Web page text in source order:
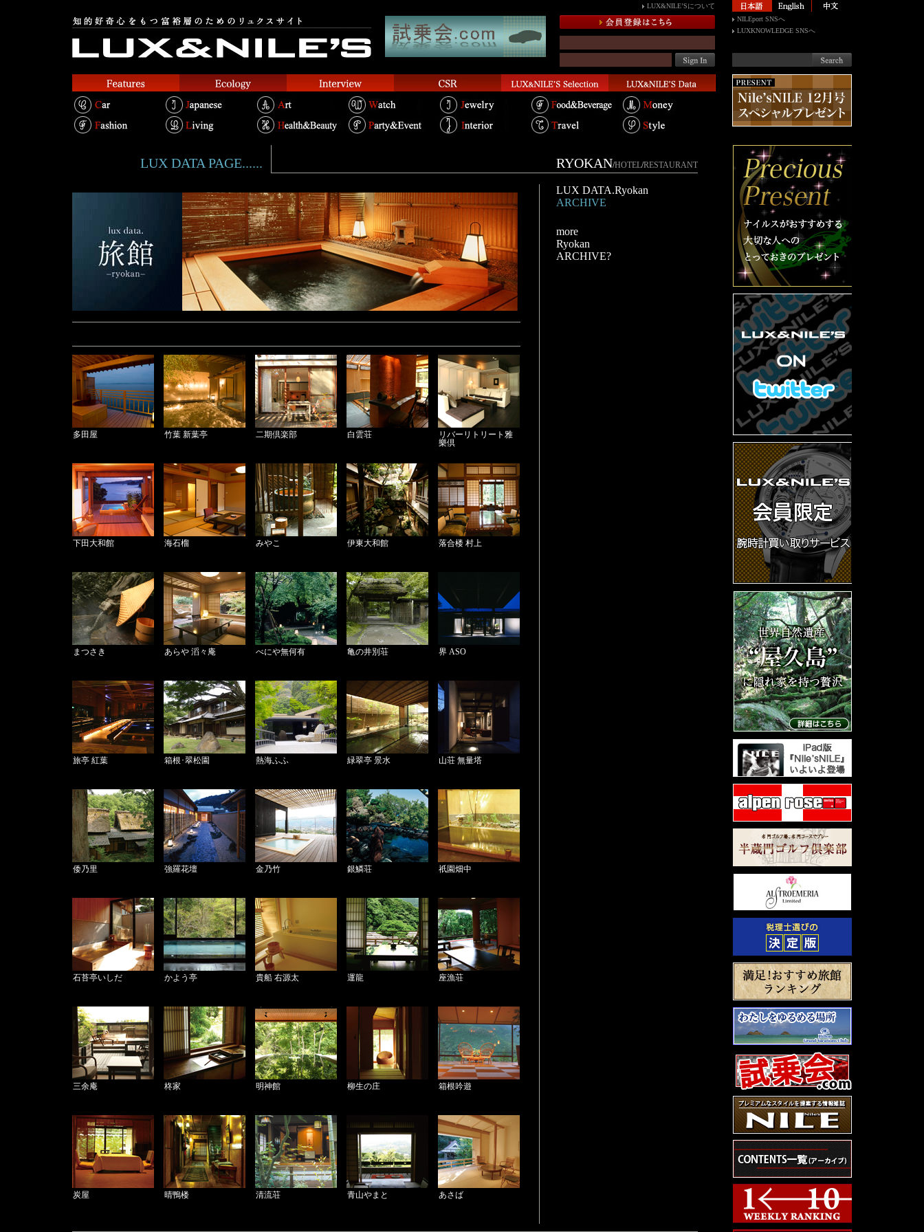
LUX&NILE’Sについて
NILEport SNSへ
LUXKNOWLEDGE SNSへ
LUX DATA PAGE...... RYOKAN/HOTEL/RESTAURANT
多田屋 竹葉 新葉亭 二期倶楽部 白雲荘
リバーリトリート雅
樂倶
下田大和館 海石榴 みやこ 伊東大和館 落合楼 村上
まつさき あらや 滔々庵 べにや無何有 亀の井別荘 界 ASO
旅亭 紅葉 箱根･翠松園 熱海ふふ 緑翠亭 景水 山荘 無量塔
倭乃里 強羅花壇 金乃竹 銀鱗荘 祇園畑中
石苔亭いしだ かよう亭 貴船 右源太 運龍 座漁荘
三余庵 柊家 明神館 柳生の庄 箱根吟遊
炭屋 晴鴨楼 清流荘 青山やまと あさば
LUX DATA.Ryokan
ARCHIVE
more
Ryokan
ARCHIVE?